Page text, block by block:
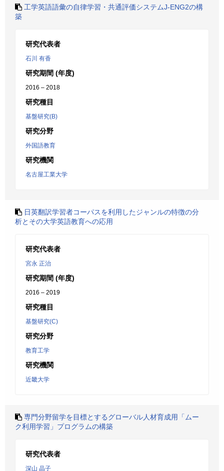
工学英語語彙の自律学習・共通評価システムJ-ENG2の構
築
研究代表者
石川 有香
研究期間 (年度)
2016 – 2018
研究種目
基盤研究(B)
研究分野
外国語教育
研究機関
名古屋工業大学
日英翻訳学習者コーパスを利用したジャンルの特徴の分
析とその大学英語教育への応用
研究代表者
宮永 正治
研究期間 (年度)
2016 – 2019
研究種目
基盤研究(C)
研究分野
教育工学
研究機関
近畿大学
専門分野留学を目標とするグローバル人材育成用「ムー
ク利用学習」プログラムの構築
研究代表者
深山 晶子